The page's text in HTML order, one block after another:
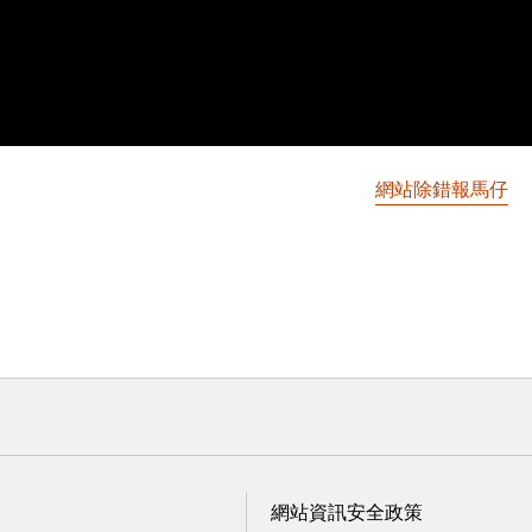
網站除錯報馬仔
網站資訊安全政策